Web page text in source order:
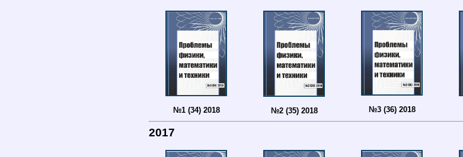
№1 (34) 2018 №2 (35) 2018 №3 (36) 2018
2017